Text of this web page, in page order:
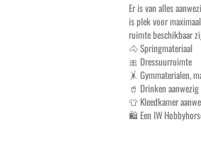
Er is van alles
is plek voor
ruimte beschikbaar
🐴 Springmateriaal
🎀 Dressuurruimte
🤸 Gymmaterialen,
🥤 Drinken aanwezig
👕 Kleedkamer
🛍️ Een IW